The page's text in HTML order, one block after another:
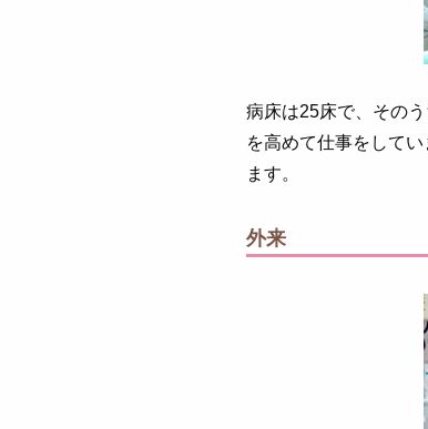
病床は25床で、その
を高めて仕事をして
ます。
外来